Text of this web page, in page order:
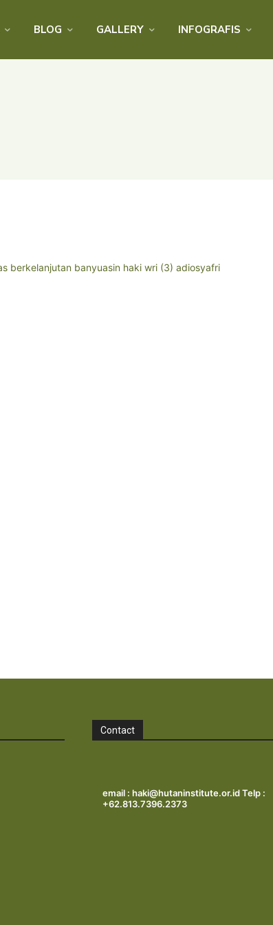
BLOG GALLERY INFOGRAFIS
Contact
email : haki@hutaninstitute.or.id Telp :
+62.813.7396.2373